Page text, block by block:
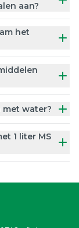
aan?
het
water?
1 liter MS